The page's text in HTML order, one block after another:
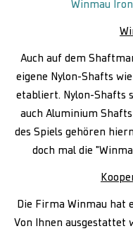
Winmau
Auch auf dem
eigene Nylon-Shafts
etabliert. Nylon-Shafts
auch Aluminium
des Spiels gehören
doch mal die
Die Firma Winmau hat
Von Ihnen ausgestattet